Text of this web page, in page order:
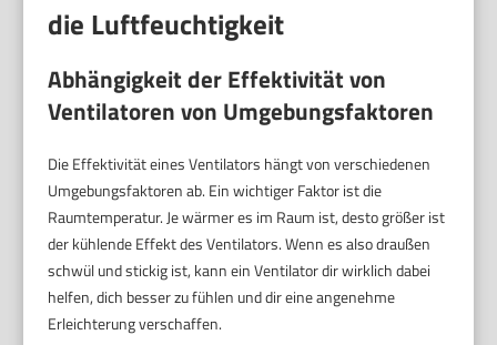
die Luftfeuchtigkeit
Abhängigkeit der Effektivität von
Ventilatoren von Umgebungsfaktoren
Die Effektivität eines Ventilators hängt von verschiedenen
Umgebungsfaktoren ab. Ein wichtiger Faktor ist die
Raumtemperatur. Je wärmer es im Raum ist, desto größer ist
der kühlende Effekt des Ventilators. Wenn es also draußen
schwül und stickig ist, kann ein Ventilator dir wirklich dabei
helfen, dich besser zu fühlen und dir eine angenehme
Erleichterung verschaffen.